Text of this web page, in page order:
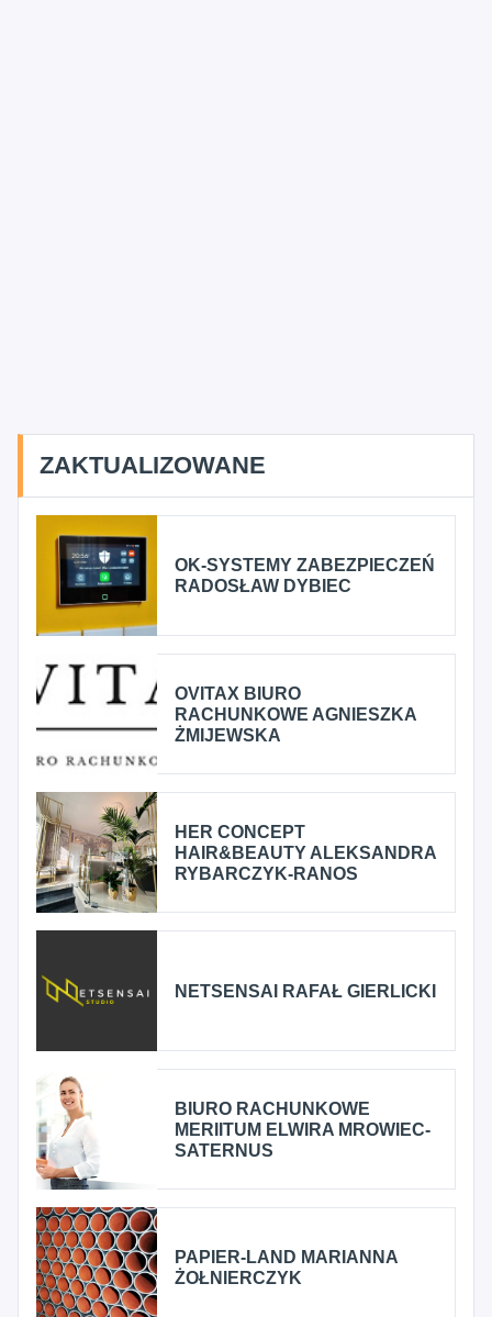
ZAKTUALIZOWANE
OK-SYSTEMY ZABEZPIECZEŃ
RADOSŁAW DYBIEC
OVITAX BIURO
RACHUNKOWE AGNIESZKA
ŻMIJEWSKA
HER CONCEPT
HAIR&BEAUTY ALEKSANDRA
RYBARCZYK-RANOS
NETSENSAI RAFAŁ GIERLICKI
BIURO RACHUNKOWE
MERIITUM ELWIRA MROWIEC-
SATERNUS
PAPIER-LAND MARIANNA
ŻOŁNIERCZYK